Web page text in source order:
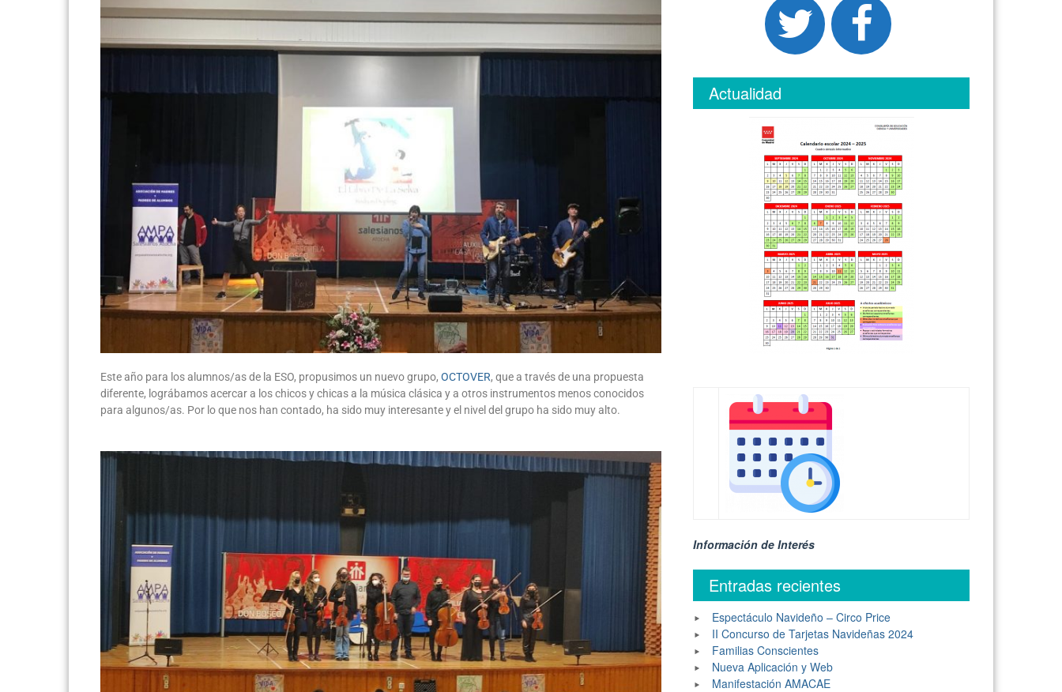
Este año para los alumnos/as de la ESO, propusimos un nuevo grupo, OCTOVER, que a través de una propuesta
diferente, lográbamos acercar a los chicos y chicas a la música clásica y a otros instrumentos menos conocidos
para algunos/as. Por lo que nos han contado, ha sido muy interesante y el nivel del grupo ha sido muy alto.
Actualidad
Información de Interés
Entradas recientes
Espectáculo Navideño – Circo Price
II Concurso de Tarjetas Navideñas 2024
Familias Conscientes
Nueva Aplicación y Web
Manifestación AMACAE